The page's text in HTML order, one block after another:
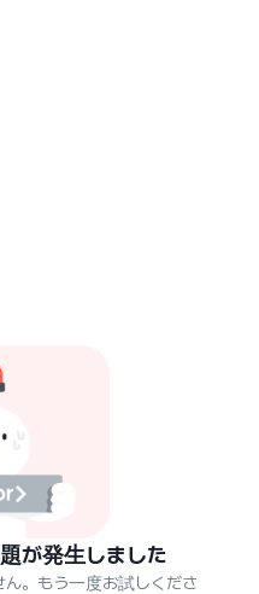
が発生しました
。もう一度お試しくださ